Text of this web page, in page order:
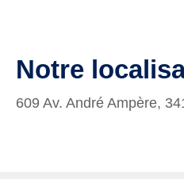
Notre
609 Av. André Ampère,